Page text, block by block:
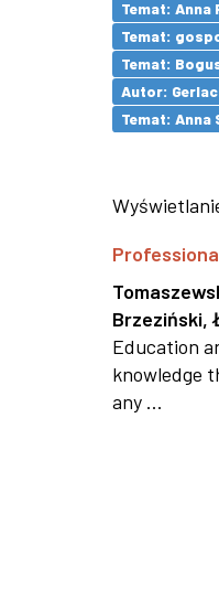
Temat:
Temat:
Temat:
Autor:
Temat:
Brzeziński,
Education
knowledge
any ...